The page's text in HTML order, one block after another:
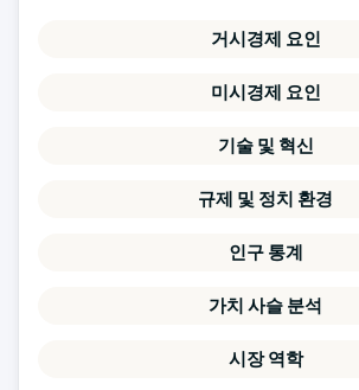
거시경제 요인
미시경제 요인
기술 및 혁신
규제 및 정치 환경
인구 통계
가치 사슬 분석
시장 역학